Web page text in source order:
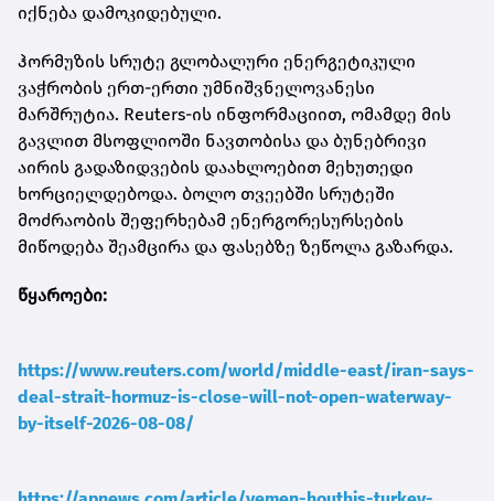
იქნება დამოკიდებული.
ჰორმუზის სრუტე გლობალური ენერგეტიკული
ვაჭრობის ერთ-ერთი უმნიშვნელოვანესი
მარშრუტია. Reuters-ის ინფორმაციით, ომამდე მის
გავლით მსოფლიოში ნავთობისა და ბუნებრივი
აირის გადაზიდვების დაახლოებით მეხუთედი
ხორციელდებოდა. ბოლო თვეებში სრუტეში
მოძრაობის შეფერხებამ ენერგორესურსების
მიწოდება შეამცირა და ფასებზე ზეწოლა გაზარდა.
წყაროები:
https://www.reuters.com/world/middle-east/iran-says-
deal-strait-hormuz-is-close-will-not-open-waterway-
by-itself-2026-08-08/